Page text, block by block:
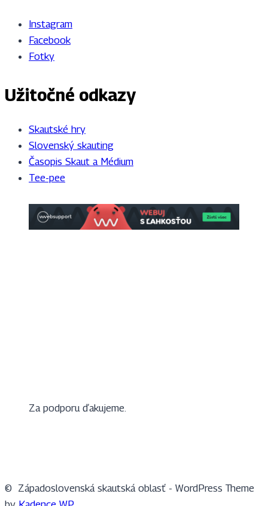
Instagram
Facebook
Fotky
Užitočné odkazy
Skautské hry
Slovenský skauting
Časopis Skaut a Médium
Tee-pee
Za podporu ďakujeme.
© Západoslovenská skautská oblasť - WordPress Theme